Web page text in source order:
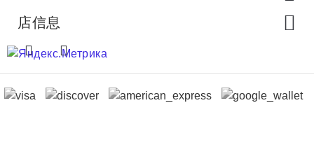
店信息